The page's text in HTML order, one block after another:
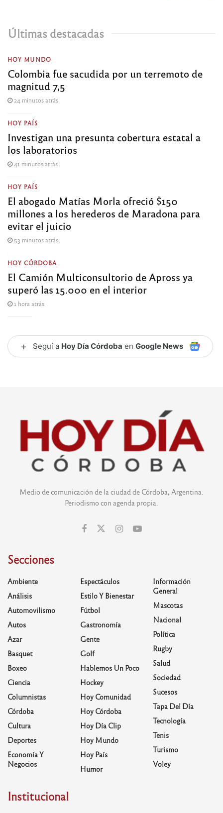
Últimas destacadas
HOY MUNDO
Colombia fue sacudida por un terremoto de
magnitud 7,5
24 minutos atrás
HOY PAÍS
Investigan una presunta cobertura estatal a
los laboratorios
41 minutos atrás
HOY PAÍS
El abogado Matías Morla ofreció $150
millones a los herederos de Maradona para
evitar el juicio
53 minutos atrás
HOY CÓRDOBA
El Camión Multiconsultorio de Apross ya
superó las 15.000 en el interior
1 hora atrás
+ Seguí a Hoy Día Córdoba en Google News
Medio de comunicación de la ciudad de Córdoba, Argentina.
Periodismo con agenda propia.
Secciones
Ambiente
Análisis
Automovilismo
Autos
Azar
Basquet
Boxeo
Ciencia
Columnistas
Córdoba
Cultura
Deportes
Economía Y
Negocios
Espectáculos
Estilo Y Bienestar
Fútbol
Gastronomía
Gente
Golf
Hablemos Un Poco
Hockey
Hoy Comunidad
Hoy Córdoba
Hoy Día Clip
Hoy Mundo
Hoy País
Humor
Información
General
Mascotas
Nacional
Política
Rugby
Salud
Sociedad
Sucesos
Tapa Del Día
Tecnología
Tenis
Turismo
Voley
Institucional